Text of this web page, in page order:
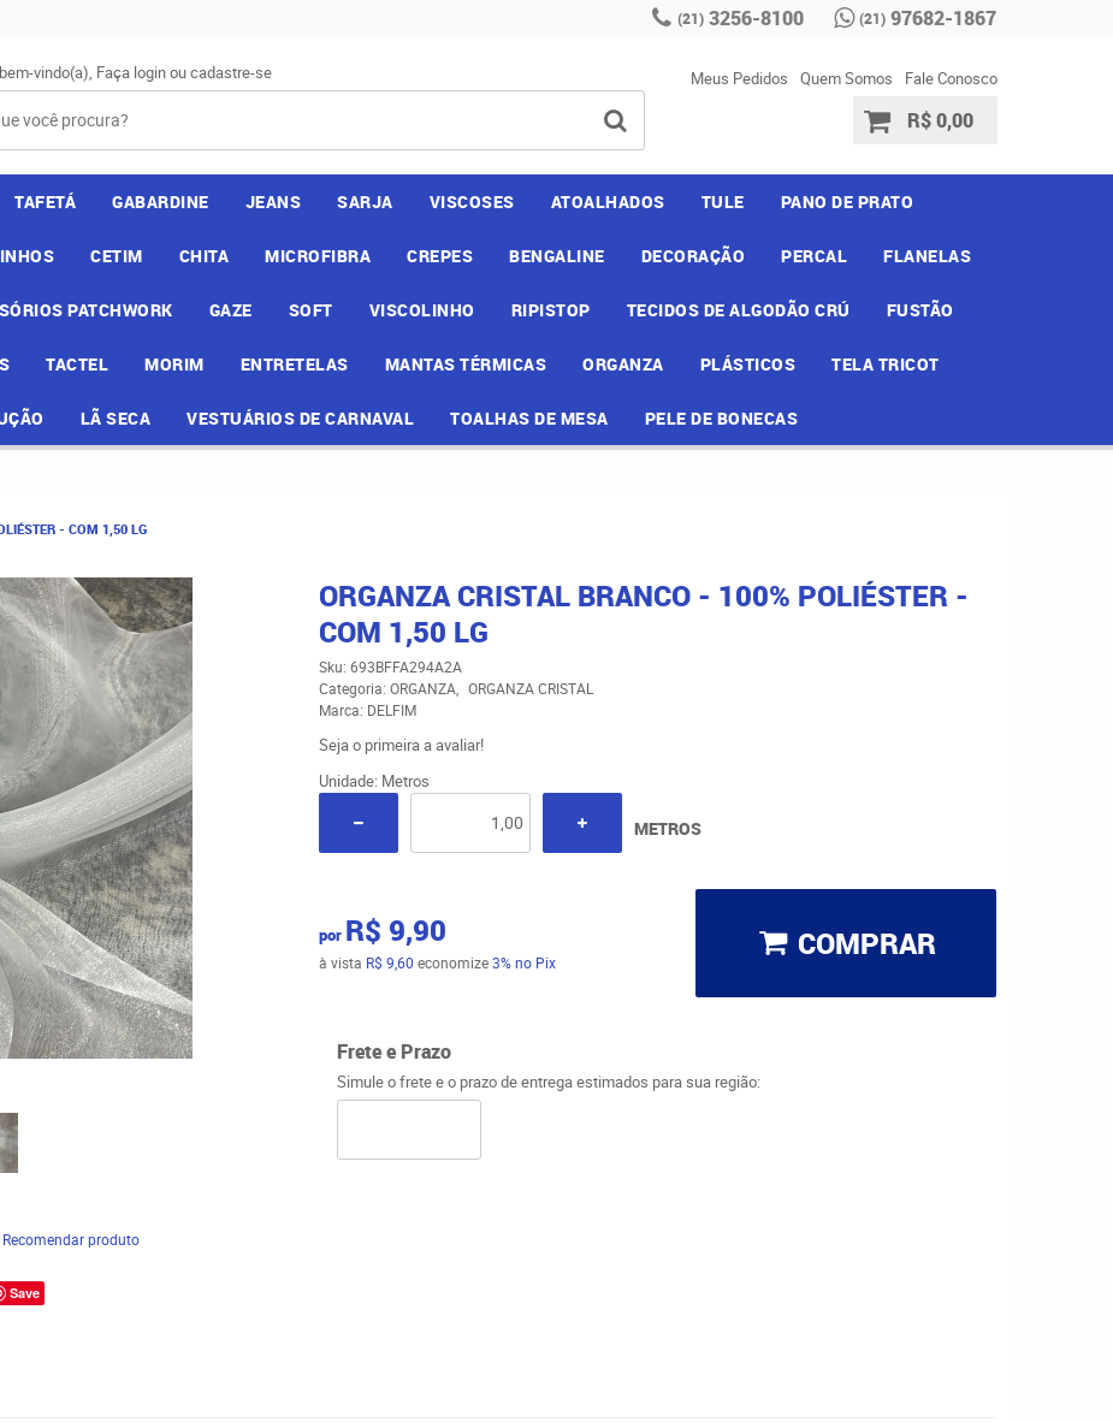
(21) 3256-8100 (21) 97682-1867
vindo(a), Faça loginoucadastre-se Meus Pedidos Quem Somos Fale Conosco
R$ 0,00
TAFETÁ GABARDINE JEANS SARJA VISCOSES ATOALHADOS TULE PANO DE PRATO
CETIM CHITA MICROFIBRA CREPES BENGALINE DECORAÇÃO PERCAL FLANELAS
PATCHWORK GAZE SOFT VISCOLINHO RIPISTOP TECIDOS DE ALGODÃO CRÚ FUSTÃO
TACTEL MORIM ENTRETELAS MANTAS TÉRMICAS ORGANZA PLÁSTICOS TELA TRICOT
LÃ SECA VESTUÁRIOS DE CARNAVAL TOALHAS DE MESA PELE DE BONECAS
- COM 1,50 LG
Recomendar produto
Save
ORGANZA CRISTAL BRANCO - 100% POLIÉSTER -
COM 1,50 LG
Sku: 693BFFA294A2A
Categoria: ORGANZA
ORGANZA CRISTAL
Marca: DELFIM
Seja o primeira a avaliar!
Unidade: Metros
METROS
por R$ 9,90
à vista R$ 9,60 economize3% no Pix COMPRAR
Frete e Prazo
Simule o frete e o prazo de entrega estimados para sua região: